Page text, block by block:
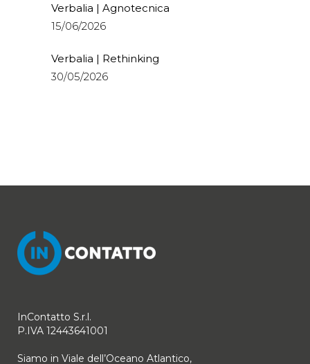
Verbalia | Agnotecnica
15/06/2026
Verbalia | Rethinking
30/05/2026
InContatto S.r.l.
P.IVA 12443641001
Siamo in Viale dell’Oceano Atlantico,